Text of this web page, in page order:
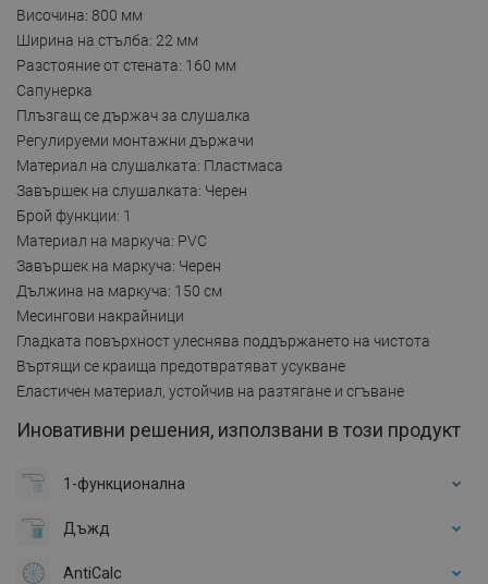
Височина: 800 мм
Ширина на стълба: 22 мм
Разстояние от стената: 160 мм
Сапунерка
Плъзгащ се държач за слушалка
Регулируеми монтажни държачи
Материал на слушалката: Пластмаса
Завършек на слушалката: Черен
Брой функции: 1
Материал на маркуча: PVC
Завършек на маркуча: Черен
Дължина на маркуча: 150 см
Месингови накрайници
Гладката повърхност улеснява поддържането на чистота
Въртящи се краища предотвратяват усукване
Еластичен материал, устойчив на разтягане и сгъване
Иновативни решения, използвани в този продукт
1-функционална
Дъжд
AntiCalc